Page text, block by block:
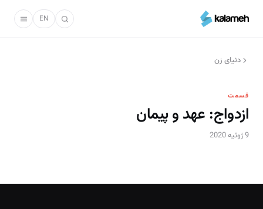
محتوای
EN
دنیای زن
قسمت
ازدواج: عهد و پیمان
9 ژوئیه 2020